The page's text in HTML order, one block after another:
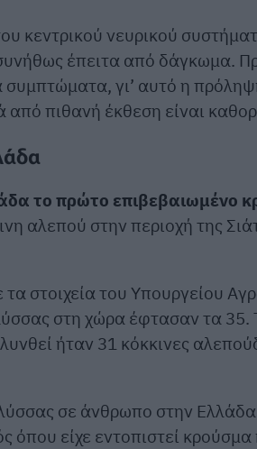
κεντρικού νευρικού
έπειτα από δάγκωμα.
γι’ αυτό η
πιθανή έκθεση είναι
το πρώτο επιβεβαιωμένο
αλεπού στην περιοχή της
στοιχεία του Υπουργείου
στη χώρα έφτασαν τα 35.
ήταν 31 κόκκινες
σε άνθρωπο στην
όπου είχε εντοπιστεί